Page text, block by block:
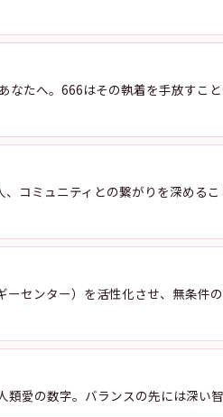
なたへ。666はその執着を手放すこ
コミュニティとの繋がりを深める
センター）を活性化させ、無条件
愛の数字。バランスの先には深い智